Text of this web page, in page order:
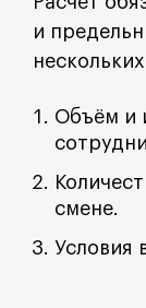
и
Объём и
смене.
Условия